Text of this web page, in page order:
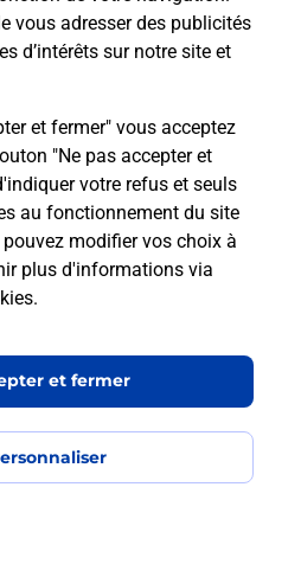
vous adresser des publicités
d’intérêts sur notre site et
et fermer" vous acceptez
"Ne pas accepter et
votre refus et seuls
au fonctionnement du site
modifier vos choix à
plus d'informations via
.
et fermer
LA FERTE BEAUHARNAIS
conforme